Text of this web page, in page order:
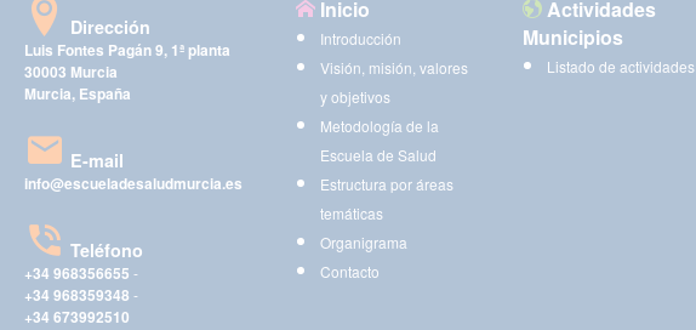
Dirección
Luis Fontes Pagán 9, 1ª planta
30003 Murcia
Murcia, España
E-mail
info@escueladesaludmurcia.es
Teléfono
+34 968356655 -
+34 968359348 -
+34 673992510
Inicio
Introducción
Visión, misión, valores
y objetivos
Metodología de la
Escuela de Salud
Estructura por áreas
temáticas
Organigrama
Contacto
Actividades
Municipios
Listado de actividades